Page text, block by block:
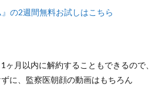
の2週間無料お試しはこちら
ヶ月以内に解約することもできるので、
に、監察医朝顔の動画はもちろん